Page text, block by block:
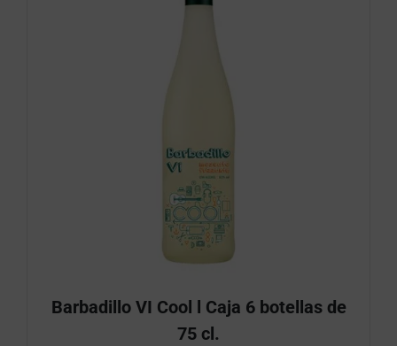
Barbadillo VI Cool l Caja 6 botellas de
75 cl.